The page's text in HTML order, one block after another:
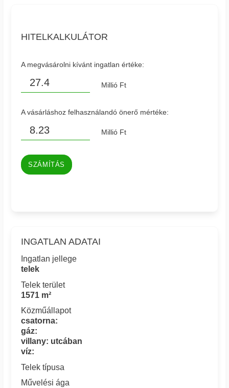
HITELKALKULÁTOR
A megvásárolni kívánt ingatlan értéke:
Millió Ft
A vásárláshoz felhasználandó önerő mértéke:
Millió Ft
SZÁMÍTÁS
INGATLAN ADATAI
Ingatlan jellege
telek
Telek terület
1571 m²
Közműállapot
csatorna:
gáz:
villany: utcában
víz:
Telek típusa
Művelési ága